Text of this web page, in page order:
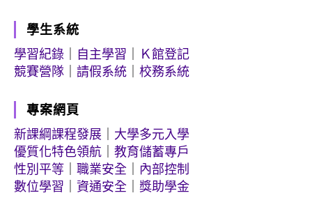
學生系統
學習紀錄
自主學習
Ｋ館登記
競賽營隊
請假系統 校務系統
專案網頁
新課綱課程發展
大學多元入學
優質化特色領航
教育儲蓄專戶
性別平等
職業安全
內部控制
數位學習
資通安全 獎助學金